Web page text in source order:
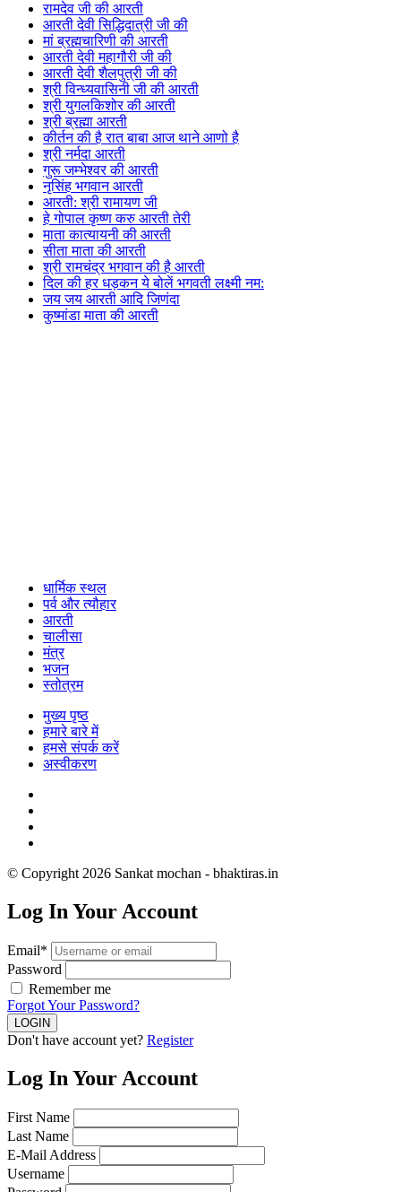
रामदेव जी की आरती
आरती देवी सिद्धिदात्री जी की
मां ब्रह्मचारिणी की आरती
आरती देवी महागौरी जी की
आरती देवी शैलपुत्री जी की
श्री विन्ध्यवासिनी जी की आरती
श्री युगलकिशोर की आरती
श्री ब्रह्मा आरती
कीर्तन की है रात बाबा आज थाने आणो है
श्री नर्मदा आरती
गुरू जम्भेश्वर की आरती
नृसिंह भगवान आरती
आरती: श्री रामायण जी
हे गोपाल कृष्ण करु आरती तेरी
माता कात्यायनी की आरती
सीता माता की आरती
श्री रामचंद्र भगवान की है आरती
दिल की हर धड़कन ये बोलें भगवती लक्ष्मी नम:
जय जय आरती आदि जिणंदा
कुष्मांडा माता की आरती
धार्मिक स्थल
पर्व और त्यौहार
आरती
चालीसा
मंत्र
भजन
स्तोत्रम
मुख्य पृष्ठ
हमारे बारे में
हमसे संपर्क करें
अस्वीकरण
© Copyright 2026 Sankat mochan - bhaktiras.in
Log In Your Account
Email*
Password
Remember me
Forgot Your Password?
Don't have account yet? Register
Log In Your Account
First Name
Last Name
E-Mail Address
Username